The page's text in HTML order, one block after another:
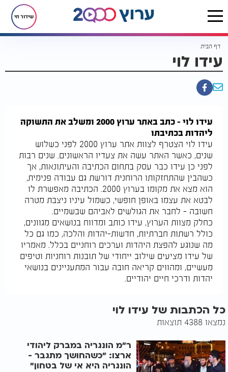
שידור חי
דף הבית
עידו לוי
עידו לוי – כתב באתר ערוץ 2000 ומשלב את התשוקה
ליהדות בכתיבתו
עידו לוי הצטרף לצוות אתר ערוץ 2000 לפני כשלוש
שנים, כאשר האתר עשה את צעדיו הראשונים. שנים רבות
לפני כן עידו כבר עסק בתחום הכתיבה והעיתונאות, אך
כשהבין שהתחזקותו הרוחנית דורשת גם עבודה פנימית,
הוא מצא את מקומו בערוץ 2000. הכתיבה מאפשרת לו
לבטא את עצמו באופן חופשי, כשמול עיניו ניצבת מטרה
חשובה – לחבר את הגולשים לאביהם שבשמיים.
כחלק מצוות הערוץ, עידו כותב ומדווח בנושאים מגוונים,
כולל רשתות חברתיות, חדשות-יהדות והלכה, כמו גם כל
מה שנוגע להפצת היהדות וערכים רוחניים בכלל. מאמריו
של עידו מציעים שילוב ייחודי של תובנות רוחניות וטיפים
מעשיים, ומהווים קריאה חובה עבור המתעניינים בנושאי
יהדות ודרכי חיים יהודיים.
כל הכתבות של עידו לוי
נמצאו 4388 תוצאות
ר"מ הונגריה במברק ליהודי
ארצו: "כשהחושך מתגבר -
הונגריה היא אי של בטחון"